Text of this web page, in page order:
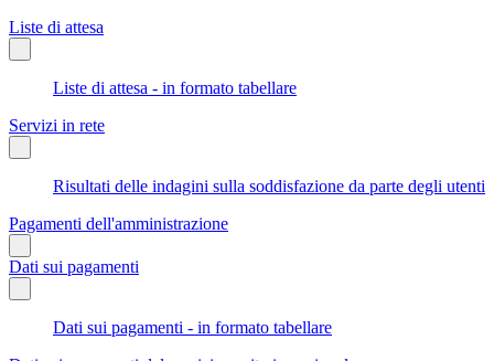
Liste di attesa
Liste di attesa - in formato tabellare
Servizi in rete
Risultati delle indagini sulla soddisfazione da parte degli utenti
Pagamenti dell'amministrazione
Dati sui pagamenti
Dati sui pagamenti - in formato tabellare